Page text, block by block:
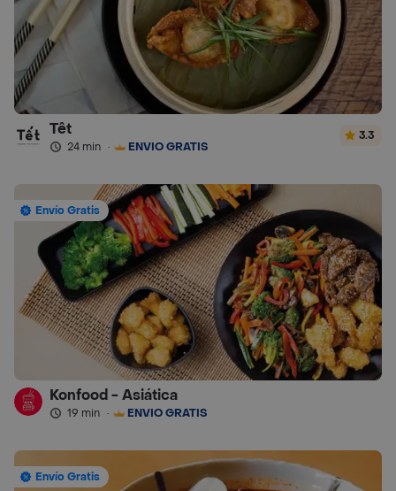
Têt
24 min · ENVÍO GRATIS
3.3
Envío Gratis
Konfood - Asiática
19 min · ENVÍO GRATIS
Envío Gratis